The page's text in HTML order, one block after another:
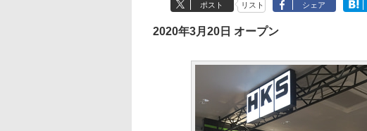
ポスト リスト シェア
2020年3月20日 オープン